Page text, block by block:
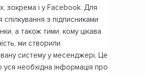
зокрема і у Facebook. Для
з підписниками
а також тими, кому цікава
ми створили
систему у месенджері. Це
уся необхідна інформація про